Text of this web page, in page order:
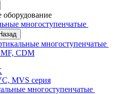
оборудование
многоступенчатые
многоступенчатые
CDM
MVS серия
многоступенчатые